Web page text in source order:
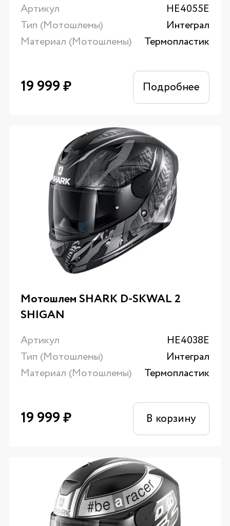
Артикул
HE4055E
Тип (Мотошлемы)
Интеграл
Материал (Мотошлемы)
Термопластик
19 999₽ Подробнее
Мотошлем SHARK D-SKWAL 2
SHIGAN
Артикул
HE4038E
Тип (Мотошлемы)
Интеграл
Материал (Мотошлемы)
Термопластик
19 999₽ В корзину